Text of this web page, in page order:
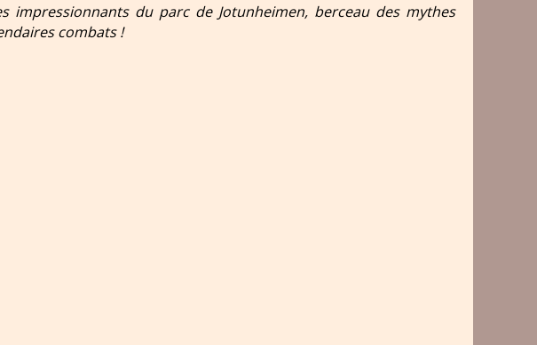
impressionnants du parc de Jotunheimen, berceau des mythes
combats !